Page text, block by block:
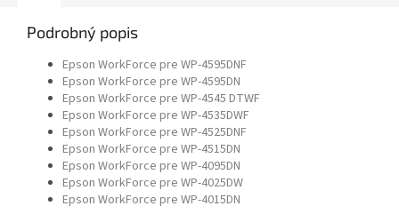
Podrobný popis
Epson WorkForce pre WP-4595DNF
Epson WorkForce pre WP-4595DN
Epson WorkForce pre WP-4545 DTWF
Epson WorkForce pre WP-4535DWF
Epson WorkForce pre WP-4525DNF
Epson WorkForce pre WP-4515DN
Epson WorkForce pre WP-4095DN
Epson WorkForce pre WP-4025DW
Epson WorkForce pre WP-4015DN